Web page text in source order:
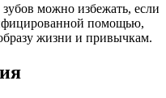
можно избежать, если
помощью,
жизни и привычкам.